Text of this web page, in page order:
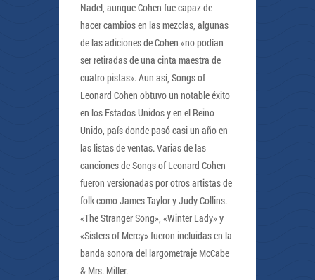
Nadel, aunque Cohen fue capaz de
hacer cambios en las mezclas, algunas
de las adiciones de Cohen «no podían
ser retiradas de una cinta maestra de
cuatro pistas». Aun así, Songs of
Leonard Cohen obtuvo un notable éxito
en los Estados Unidos y en el Reino
Unido, país donde pasó casi un año en
las listas de ventas. Varias de las
canciones de Songs of Leonard Cohen
fueron versionadas por otros artistas de
folk como James Taylor y Judy Collins.
«The Stranger Song», «Winter Lady» y
«Sisters of Mercy» fueron incluidas en la
banda sonora del largometraje McCabe
& Mrs. Miller.